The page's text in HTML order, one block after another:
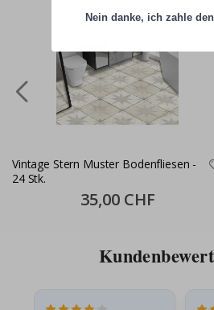
Vintage Stern Muster Bodenfliesen -
24 Stk.
Special
Price
35,00 CHF
Nein danke, ich zahle